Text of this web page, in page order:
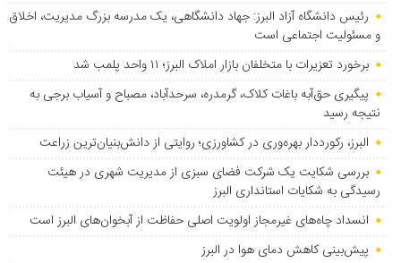
رئیس دانشگاه آزاد البرز: جهاد دانشگاهی، یک مدرسه بزرگ مدیریت، اخلاق
و مسئولیت اجتماعی است
برخورد تعزیرات با متخلفان بازار املاک البرز؛ ۱۱ واحد پلمب شد
پیگیری حق‌آبه باغات کلاک، گرمدره، سرحدآباد، مصباح و آسیاب برجی به
نتیجه رسید
البرز، رکورددار بهره‌وری در کشاورزی؛ روایتی از دانش‌بنیان‌ترین زراعت
بررسی شکایت یک شرکت فضای سبزی از مدیریت شهری در هیئت
رسیدگی به شکایات استانداری البرز
انسداد چاه‌های غیرمجاز اولویت اصلی حفاظت از آبخوان‌های البرز است
پیش‌بینی کاهش دمای هوا در البرز